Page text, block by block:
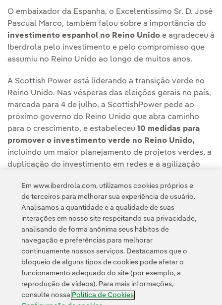
O embaixador da Espanha, o Excelentíssimo Sr. D. José
Pascual Marco, também falou sobre a importância do
investimento espanhol no Reino Unido e agradeceu à
Iberdrola pelo investimento e pelo compromisso que
assumiu no Reino Unido ao longo de muitos anos.
A Scottish Power está liderando a transição verde no
Reino Unido. Nas vésperas das eleições gerais no país,
marcada para 4 de julho, a ScottishPower pede ao
próximo governo do Reino Unido que abra caminho
para o crescimento, e estabeleceu 10 medidas para
promover o investimento verde no Reino Unido,
incluindo um maior planejamento de projetos verdes, a
duplicação do investimento em redes e a agilização
eólicos onshore.
Contato Clientes Política de Privacidade Informação legal
Política de cookies Configuração de cookies
Em www.iberdrola.com, utilizamos cookies próprios e
de terceiros para melhorar sua experiência de usuário.
Analisamos a quantidade e a qualidade de suas
interações em nosso site respeitando sua privacidade,
analisando de forma anônima seus hábitos de
navegação e preferências para melhorar
continuamente nossos serviços. Destacamos que o
bloqueio de alguns tipos de cookies pode afetar o
funcionamento adequado do site (por exemplo, a
reprodução de vídeos). Para mais informações,
consulte nossa Política de Cookies